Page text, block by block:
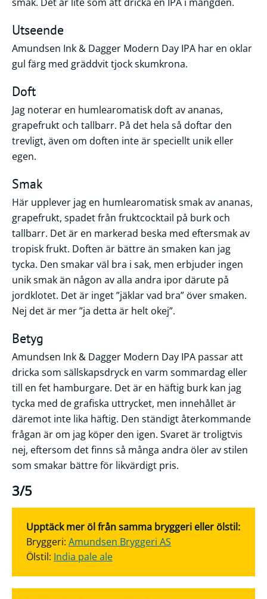
Utseende
Amundsen Ink & Dagger Modern Day IPA har en oklar
gul färg med gräddvit tjock skumkrona.
Doft
Jag noterar en humlearomatisk doft av ananas,
grapefrukt och tallbarr. På det hela så doftar den
trevligt, även om doften inte är speciellt unik eller
egen.
Smak
Här upplever jag en humlearomatisk smak av ananas,
grapefrukt, spadet från fruktcocktail på burk och
tallbarr. Det är en markerad beska med eftersmak av
tropisk frukt. Doften är bättre än smaken kan jag
tycka. Den smakar väl bra i sak, men erbjuder ingen
unik smak än någon av alla andra ipor därute på
jordklotet. Det är inget ”jäklar vad bra” över smaken.
Nej det är mer ”ja detta är helt okej”.
Betyg
Amundsen Ink & Dagger Modern Day IPA passar att
dricka som sällskapsdryck en varm sommardag eller
till en fet hamburgare. Det är en häftig burk kan jag
tycka med de grafiska uttrycket, men innehållet är
däremot inte lika häftig. Den ständigt återkommande
frågan är om jag köper den igen. Svaret är troligtvis
nej, eftersom det finns så många andra öler av stilen
som smakar bättre för likvärdigt pris.
3/5
Upptäck mer öl från samma bryggeri eller ölstil:
Bryggeri: Amundsen Bryggeri AS
Ölstil: India pale ale